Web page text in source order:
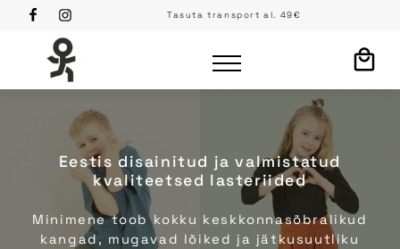
Tasuta transport al. 49€
Eestis disainitud ja valmistatud
kvaliteetsed lasteriided
Minimene toob kokku keskkonnasõbralikud
kangad, mugavad lõiked ja jätkusuutliku